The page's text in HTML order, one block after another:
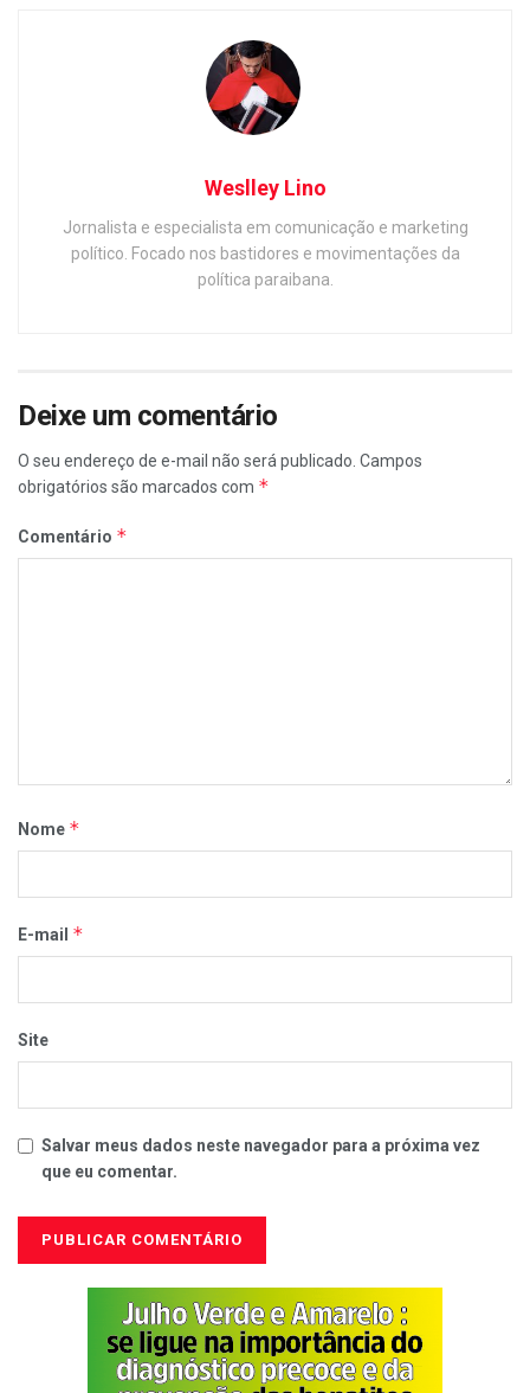
Weslley Lino
Jornalista e especialista em comunicação e marketing
político. Focado nos bastidores e movimentações da
política paraibana.
Deixe um comentário
O seu endereço de e-mail não será publicado. Campos
obrigatórios são marcados com *
Comentário *
Nome *
E-mail *
Site
Salvar meus dados neste navegador para a próxima vez
que eu comentar.